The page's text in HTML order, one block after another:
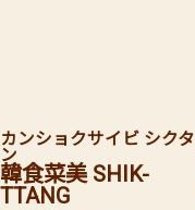
韓食菜美 SHIK-
TTANG
カンショクサイビ シクタ
ン